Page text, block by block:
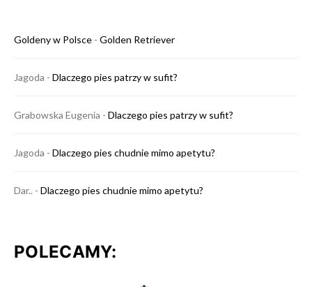
Goldeny w Polsce - Golden Retriever
Jagoda - Dlaczego pies patrzy w sufit?
Grabowska Eugenia - Dlaczego pies patrzy w sufit?
Jagoda - Dlaczego pies chudnie mimo apetytu?
Dar.. - Dlaczego pies chudnie mimo apetytu?
POLECAMY: